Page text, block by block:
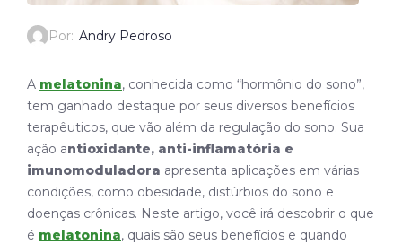
Por: Andry Pedroso
A melatonina, conhecida como “hormônio do sono”,
tem ganhado destaque por seus diversos benefícios
terapêuticos, que vão além da regulação do sono. Sua
ação antioxidante, anti-inflamatória e
imunomoduladora apresenta aplicações em várias
condições, como obesidade, distúrbios do sono e
doenças crônicas. Neste artigo, você irá descobrir o que
é melatonina, quais são seus benefícios e quando